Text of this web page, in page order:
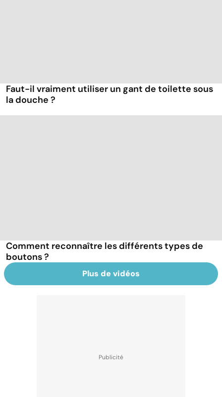
Faut-il vraiment utiliser un gant de toilette sous
la douche ?
Comment reconnaître les différents types de
boutons ?
Plus de vidéos